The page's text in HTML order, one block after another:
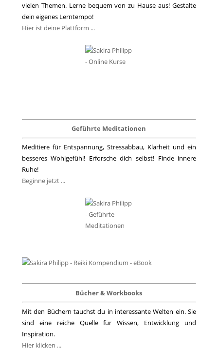
vielen Themen. Lerne bequem von zu Hause aus! Gestalte
dein eigenes Lerntempo!
Hier ist deine Plattform ...
Geführte Meditationen
Meditiere für Entspannung, Stressabbau, Klarheit und ein
besseres Wohlgefühl! Erforsche dich selbst! Finde innere
Ruhe!
Beginne jetzt ...
Bücher & Workbooks
Mit den Büchern tauchst du in interessante Welten ein. Sie
sind eine reiche Quelle für Wissen, Entwicklung und
Inspiration.
Hier klicken ...